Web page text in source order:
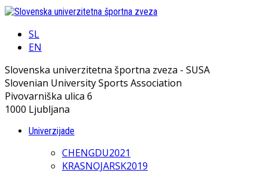
SL
EN
Slovenska univerzitetna športna zveza - SUSA
Slovenian University Sports Association
Pivovarniška ulica 6
1000 Ljubljana
Univerzijade
CHENGDU2021
KRASNOJARSK2019